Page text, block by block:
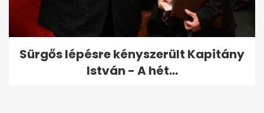
Sürgős lépésre kényszerült Kapitány
István - A hét...